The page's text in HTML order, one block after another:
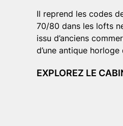
Il reprend les codes
70/80 dans les lofts
issu d’anciens
d’une antique
EXPLOREZ LE